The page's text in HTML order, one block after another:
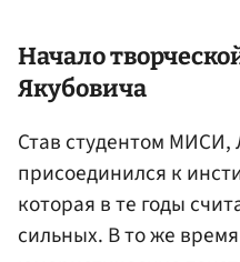
Начало
Якубовича
Став студентом МИСИ,
присоединился к
которая в те годы
сильных. В то же